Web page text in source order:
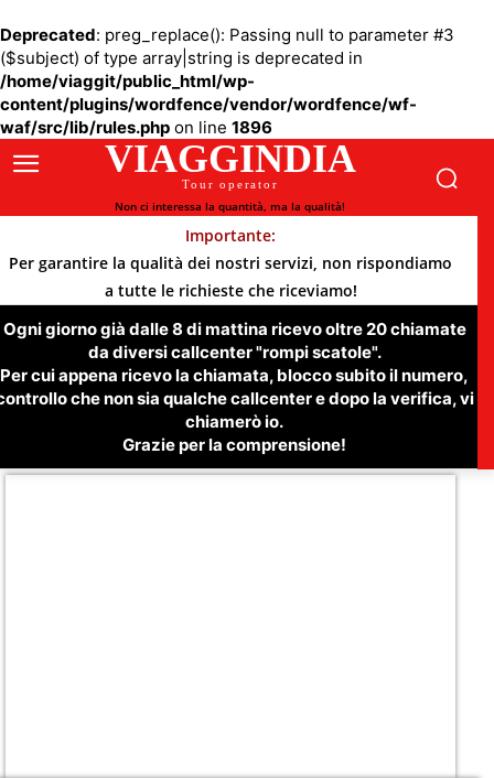
Deprecated: preg_replace(): Passing null to parameter #3
($subject) of type array|string is deprecated in
/home/viaggit/public_html/wp-
content/plugins/wordfence/vendor/wordfence/wf-
waf/src/lib/rules.php on line 1896
VIAGGINDIA
Tour operator
Non ci interessa la quantità, ma la qualità!
Importante:
Per garantire la qualità dei nostri servizi, non rispondiamo
a tutte le richieste che riceviamo!
Ogni giorno già dalle 8 di mattina ricevo oltre 20 chiamate
da diversi callcenter "rompi scatole".
Per cui appena ricevo la chiamata, blocco subito il numero,
che non sia qualche callcenter e dopo la verifica, vi
chiamerò io.
Grazie per la comprensione!